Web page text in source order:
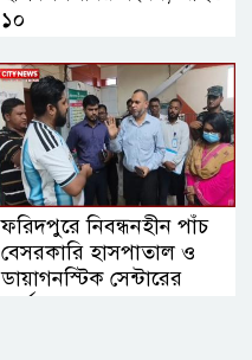
১০
ফরিদপুরে নিবন্ধনহীন পাঁচ
বেসরকারি হাসপাতাল ও
ডায়াগনস্টিক সেন্টারের
কার্যক্রম বন্ধ